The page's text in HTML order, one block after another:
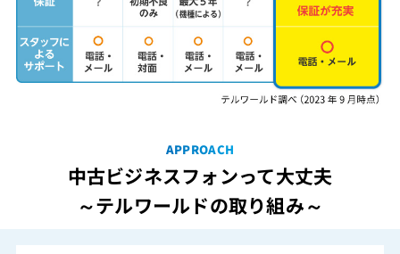
APPROACH
中古ビジネスフォンって大丈夫
～テルワールドの取り組み～